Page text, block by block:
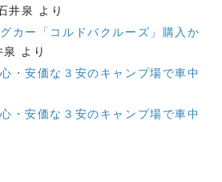
井泉 より
カー「コルドバクルーズ」購入か
より
・安価な３安のキャンプ場で車中
・安価な３安のキャンプ場で車中